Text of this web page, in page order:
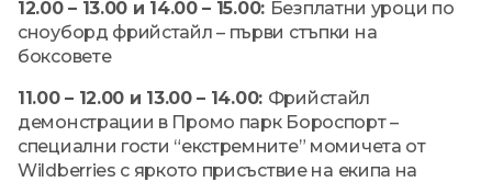
12.00 – 13.00 и 14.00 – 15.00: Безплатни уроци по
сноуборд фрийстайл – първи стъпки на
боксовете
11.00 – 12.00 и 13.00 – 14.00: Фрийстайл
демонстрации в Промо парк Бороспорт –
специални гости “eкстремните” момичета от
Wildberries с яркото присъствие на екипа на